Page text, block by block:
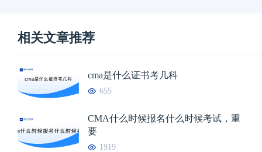
相关文章推荐
cma是什么证书考几科
655
CMA什么时候报名什么时候考试，重
要
1919